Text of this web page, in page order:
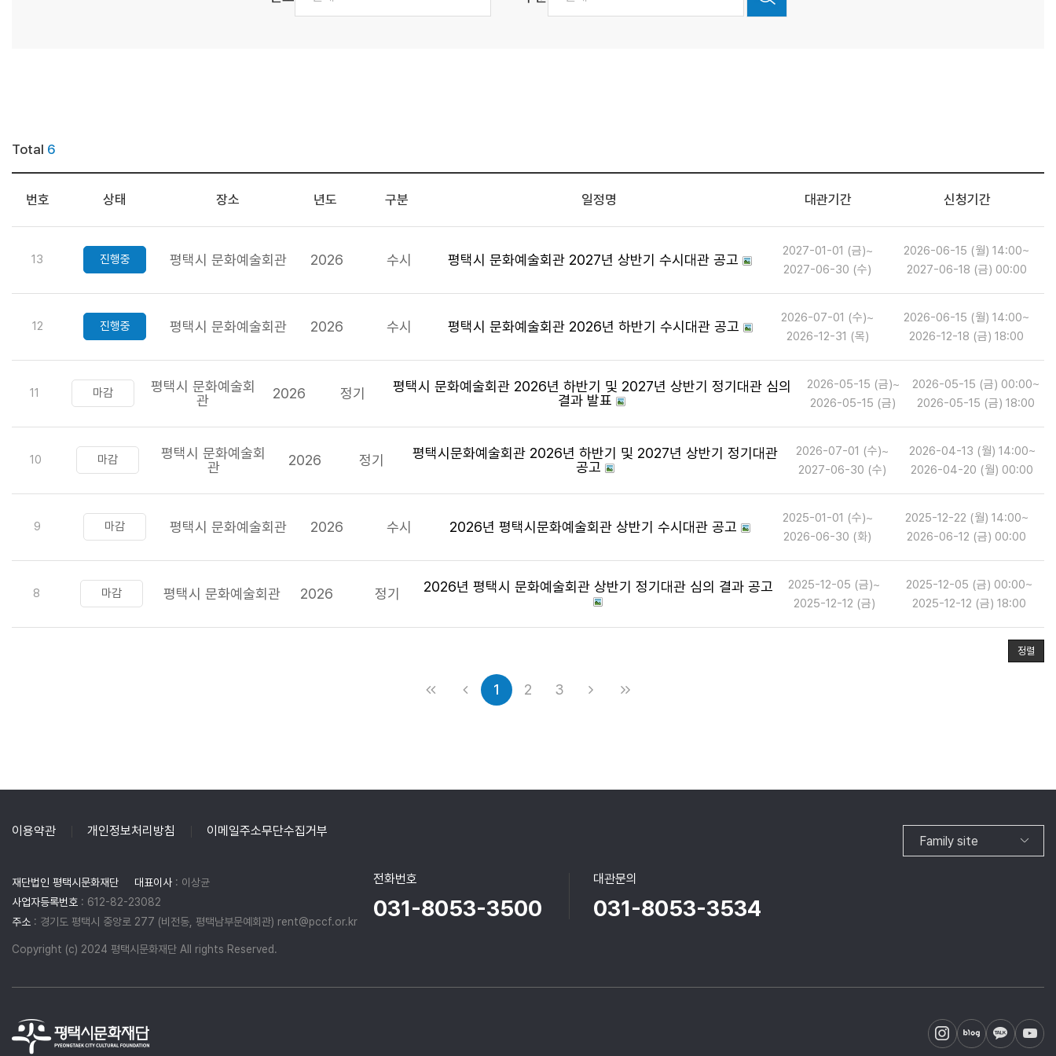
Total 6
번호 상태 장소 년도 구분 일정명 대관기간 신청기간
13 진행중 평택시 문화예술회관 2026 수시 평택시 문화예술회관 2027년 상반기 수시대관 공고
2027-01-01 (금)~
2027-06-30 (수)
2026-06-15 (월) 14:00~
2027-06-18 (금) 00:00
12 진행중 평택시 문화예술회관 2026 수시 평택시 문화예술회관 2026년 하반기 수시대관 공고
2026-07-01 (수)~
2026-12-31 (목)
2026-06-15 (월) 14:00~
2026-12-18 (금) 18:00
11 마감
평택시 문화예술회
관
2026 정기
평택시 문화예술회관 2026년 하반기 및 2027년 상반기 정기대관 심의
결과 발표
2026-05-15 (금)~
2026-05-15 (금)
2026-05-15 (금) 00:00~
2026-05-15 (금) 18:00
10 마감
평택시 문화예술회
관
2026 정기
평택시문화예술회관 2026년 하반기 및 2027년 상반기 정기대관
공고
2026-07-01 (수)~
2027-06-30 (수)
2026-04-13 (월) 14:00~
2026-04-20 (월) 00:00
9 마감 평택시 문화예술회관 2026 수시 2026년 평택시문화예술회관 상반기 수시대관 공고
2025-01-01 (수)~
2026-06-30 (화)
2025-12-22 (월) 14:00~
2026-06-12 (금) 00:00
8 마감 평택시 문화예술회관 2026 정기 2026년 평택시 문화예술회관 상반기 정기대관 심의 결과 공고
2025-12-05 (금)~
2025-12-12 (금)
2025-12-05 (금) 00:00~
2025-12-12 (금) 18:00
정렬
1 2 3
Family site
전화번호
031-8053-3500
대관문의
031-8053-3534
이용약관 개인정보처리방침 이메일주소무단수집거부
재단법인 평택시문화재단 대표이사 : 이상균
사업자등록번호 : 612-82-23082
주소 : 경기도 평택시 중앙로 277 (비전동, 평택남부문예회관) rent@pccf.or.kr
Copyright (c) 2024 평택시문화재단 All rights Reserved.